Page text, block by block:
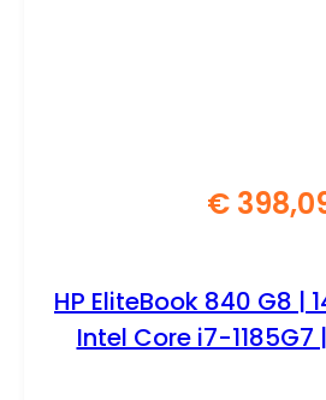
€
HP EliteBook 840 G8 |
Intel Core i7-1185G7